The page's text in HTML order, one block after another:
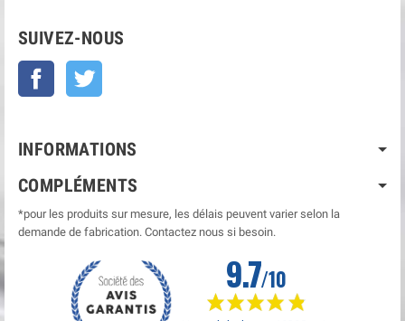
SUIVEZ-NOUS
Facebook
INFORMATIONS
COMPLÉMENTS
*pour les produits sur mesure, les délais peuvent varier selon la
demande de fabrication. Contactez nous si besoin.